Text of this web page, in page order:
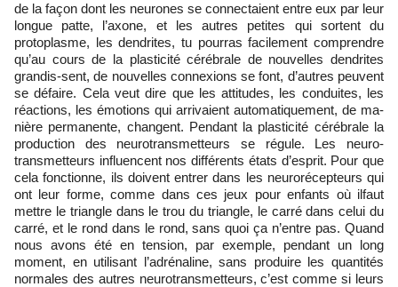
de la façon dont les neurones se connectaient entre eux par leur
longue patte, l’axone, et les autres petites qui sortent du
protoplasme, les dendrites, tu pourras facilement comprendre
qu’au cours de la plasticité cérébrale de nouvelles dendrites
grandis-sent, de nouvelles connexions se font, d’autres peuvent
se défaire. Cela veut dire que les attitudes, les conduites, les
réactions, les émotions qui arrivaient automatiquement, de ma-
nière permanente, changent. Pendant la plasticité cérébrale la
production des neurotransmetteurs se régule. Les neuro-
transmetteurs influencent nos différents états d’esprit. Pour que
cela fonctionne, ils doivent entrer dans les neurorécepteurs qui
ont leur forme, comme dans ces jeux pour enfants où ilfaut
mettre le triangle dans le trou du triangle, le carré dans celui du
carré, et le rond dans le rond, sans quoi ça n’entre pas. Quand
nous avons été en tension, par exemple, pendant un long
moment, en utilisant l’adrénaline, sans produire les quantités
normales des autres neurotransmetteurs, c’est comme si leurs